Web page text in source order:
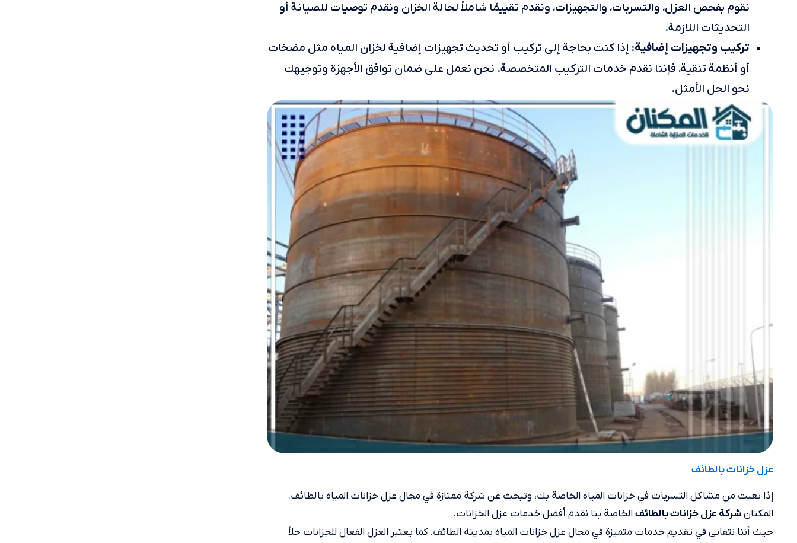
نقوم بفحص العزل، والتسربات، والتجهيزات، ونقدم تقييمًا شاملاً لحالة الخزان ونقدم توصيات للصيانة أو
التحديثات اللازمة.
تركيب وتجهيزات إضافية: إذا كنت بحاجة إلى تركيب أو تحديث تجهيزات إضافية لخزان المياه مثل مضخات
أو أنظمة تنقية، فإننا نقدم خدمات التركيب المتخصصة. نحن نعمل على ضمان توافق الأجهزة وتوجيهك
نحو الحل الأمثل.
عزل خزانات بالطائف
إذا تعبت من مشاكل التسربات في خزانات المياه الخاصة بك، وتبحث عن شركة ممتازة في مجال عزل خزانات المياه بالطائف.
المكنانشركة عزل خزانات بالطائف الخاصة بنا نقدم أفضل خدمات عزل الخزانات.
حيث أننا نتفانى في تقديم خدمات متميزة في مجال عزل خزانات المياه بمدينة الطائف. كما يعتبر العزل الفعال للخزانات حلاً